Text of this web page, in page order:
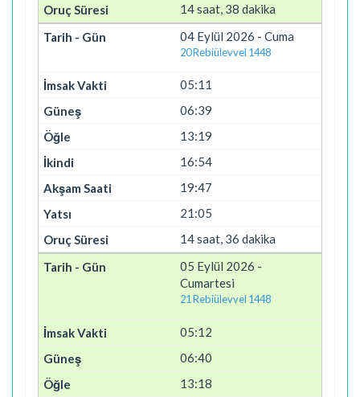
14 saat, 38 dakika
04 Eylül 2026 - Cuma
20 Rebiülevvel 1448
05:11
06:39
13:19
16:54
19:47
21:05
14 saat, 36 dakika
05 Eylül 2026 -
Cumartesi
21 Rebiülevvel 1448
05:12
06:40
13:18